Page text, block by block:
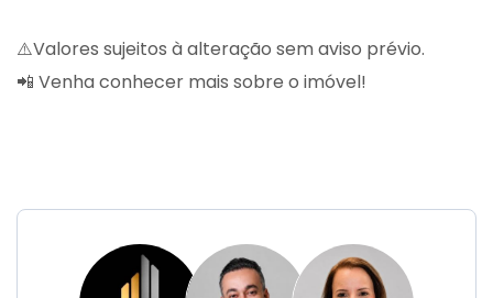
⚠️Valores sujeitos à alteração sem aviso prévio.
📲 Venha conhecer mais sobre o imóvel!